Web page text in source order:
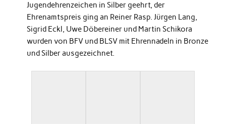
Jugendehrenzeichen in Silber geehrt, der
Ehrenamtspreis ging an Reiner Rasp. Jürgen Lang,
Sigrid Eckl, Uwe Döbereiner und Martin Schikora
wurden von BFV und BLSV mit Ehrennadeln in Bronze
und Silber ausgezeichnet.